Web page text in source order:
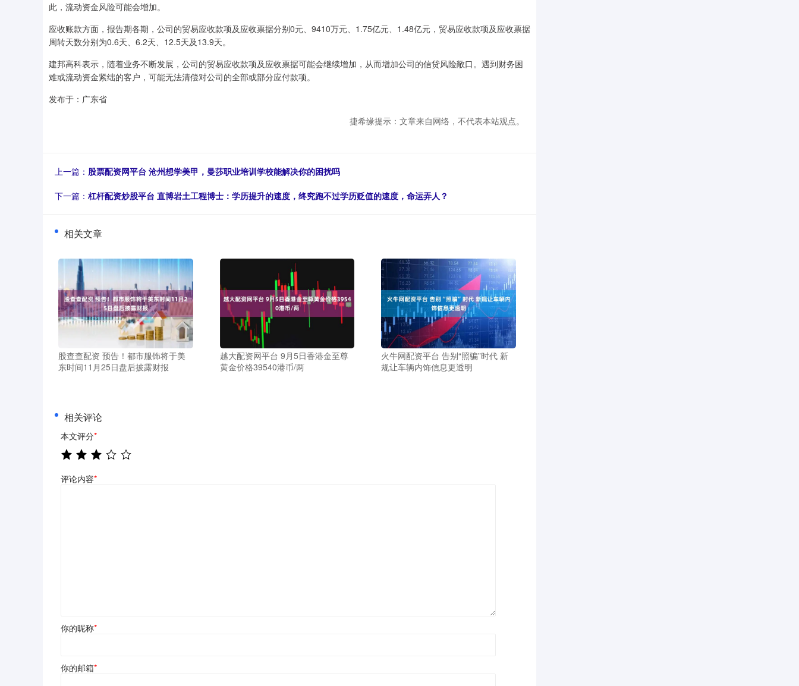
此，流动资金风险可能会增加。
应收账款方面，报告期各期，公司的贸易应收款项及应收票据分别0元、9410万元、1.75亿元、1.48亿元，贸易应收款项及应收票据
周转天数分别为0.6天、6.2天、12.5天及13.9天。
建邦高科表示，随着业务不断发展，公司的贸易应收款项及应收票据可能会继续增加，从而增加公司的信贷风险敞口。遇到财务困
难或流动资金紧绌的客户，可能无法清偿对公司的全部或部分应付款项。
发布于：广东省
捷希缘提示：文章来自网络，不代表本站观点。
上一篇： 股票配资网平台 沧州想学美甲，曼莎职业培训学校能解决你的困扰吗
下一篇： 杠杆配资炒股平台 直博岩土工程博士：学历提升的速度，终究跑不过学历贬值的速度，命运弄人？
相关文章
股查查配资 预告！都市服饰将于美
东时间11月25日盘后披露财报
越大配资网平台 9月5日香港金至尊
黄金价格39540港币/两
火牛网配资平台 告别“照骗”时代 新
规让车辆内饰信息更透明
相关评论
本文评分*
评论内容*
你的昵称*
你的邮箱*